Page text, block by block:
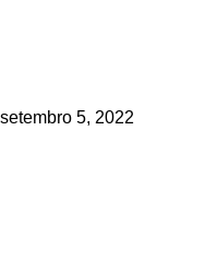
setembro 5, 2022